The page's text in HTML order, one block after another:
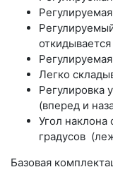
Легко
Регулировка
(вперед и
Угол наклона
градусов
Базовая